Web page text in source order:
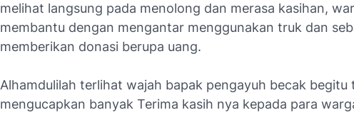
melihat langsung pada menolong dan merasa kasihan,
membantu dengan mengantar menggunakan truk dan
memberikan donasi berupa uang.
Alhamdulilah terlihat wajah bapak pengayuh becak begitu
mengucapkan banyak Terima kasih nya kepada para